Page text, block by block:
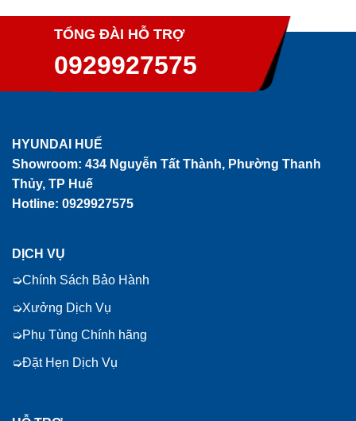
TỔNG ĐÀI HỖ TRỢ
0929927575
HYUNDAI HUẾ
Showroom: 434 Nguyễn Tất Thành, Phường Thanh
Thủy, TP Huế
Hotline: 0929927575
DỊCH VỤ
Chính Sách Bảo Hành
Xưởng Dịch Vụ
Phụ Tùng Chính hãng
Đặt Hẹn Dịch Vụ